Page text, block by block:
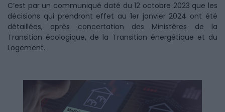
C’est par un communiqué daté du 12 octobre 2023 que les
décisions qui prendront effet au 1er janvier 2024 ont été
détaillées, après concertation des Ministères de la
Transition écologique, de la Transition énergétique et du
Logement.